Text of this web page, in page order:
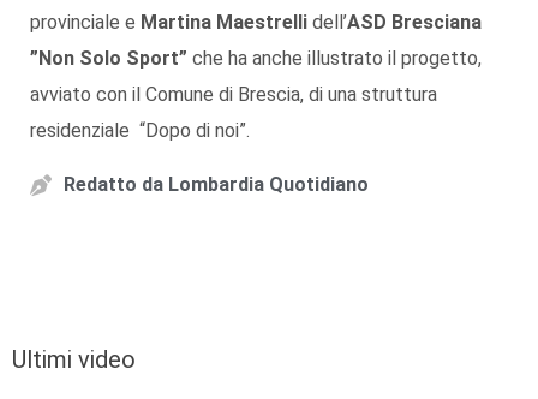
provinciale e Martina Maestrelli dell’ASD Bresciana
”Non Solo Sport” che ha anche illustrato il progetto,
avviato con il Comune di Brescia, di una struttura
residenziale “Dopo di noi”.
Redatto da Lombardia Quotidiano
Ultimi video